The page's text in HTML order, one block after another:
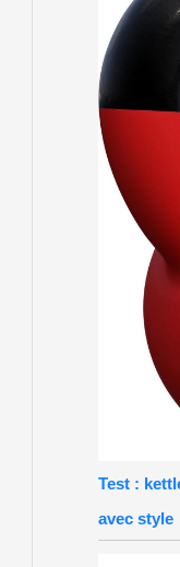
Test :
avec style